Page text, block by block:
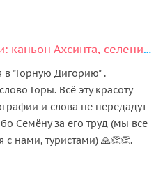
Легенды горной Дигории: каньон Ахсинта, селения Галиат и Камунта
в "Горную Дигорию" .
Горы. Всё эту красоту
и слова не передадут
Семёну за его труд (мы все
с нами, туристами) 🙏👏👏.